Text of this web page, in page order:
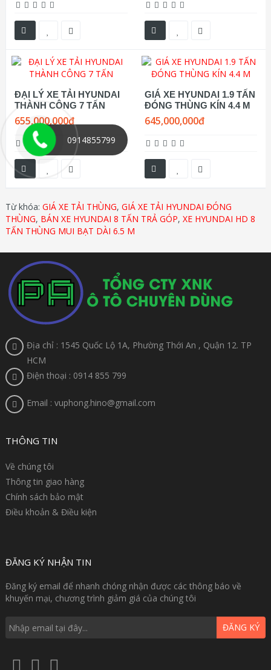
ĐẠI LÝ XE TẢI HYUNDAI
THÀNH CÔNG 7 TẤN
655,000,000đ
GIÁ XE HYUNDAI 1.9 TẤN
ĐÓNG THÙNG KÍN 4.4 M
645,000,000đ
Từ khóa: GIÁ XE TẢI THÙNG, GIÁ XE TẢI HYUNDAI ĐÓNG
THÙNG, BÁN XE HYUNDAI 8 TẤN TRẢ GÓP, XE HYUNDAI HD 8
TẤN THÙNG MUI BẠT DÀI 6.5 M
Địa chỉ : 1545 Quốc Lộ 1A, Phường Thới An , Quận 12. TP
HCM
Điện thoại : 0914 855 799
Email : vuphong.hino@gmail.com
THÔNG TIN
Về chúng tôi
Thông tin giao hàng
Chính sách bảo mật
Điều khoản & Điều kiện
ĐĂNG KÝ NHẬN TIN
Đăng ký email để nhanh chóng nhận được các thông báo về
khuyến mại, chương trình giảm giá của chúng tôi
ĐĂNG KÝ
0914855799